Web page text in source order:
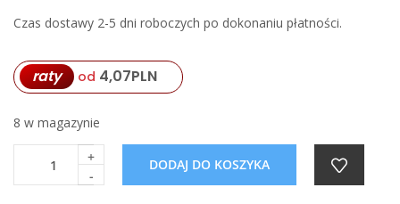
Czas dostawy 2-5 dni roboczych po dokonaniu płatności.
raty od 4,07PLN
8 w magazynie
+
-
DODAJ DO KOSZYKA